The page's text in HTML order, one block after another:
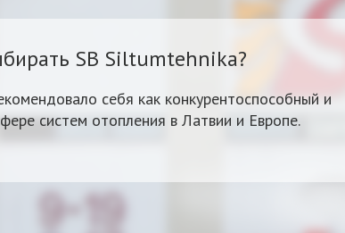
SB Siltumtehnika?
себя как конкурентоспособный и
систем отопления в Латвии и Европе.